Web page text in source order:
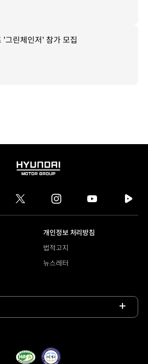
'그린체인저' 참가 모집
HYUNDAI
GROUP
twitter instagram
tv
개인정보 처리방침
법적고지
뉴스레터